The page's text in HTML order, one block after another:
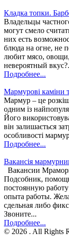
Кладка топки.
Владельцы
могут смело
них есть
блюда на огне, не
любит мясо,
невероятный
Подробнее...
Мармурові каміни
Мармур – це
одним із
Його
він залишається
особливості
Подробнее...
Вакансія
Вакансии
Подсобник,
постоянную
опыта работы.
сдельная либо
Звоните...
Подробнее...
© 2026 . All Rights